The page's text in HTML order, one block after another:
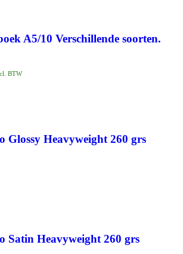
A5/10 Verschillende soorten.
BTW
Glossy Heavyweight 260 grs
Satin Heavyweight 260 grs